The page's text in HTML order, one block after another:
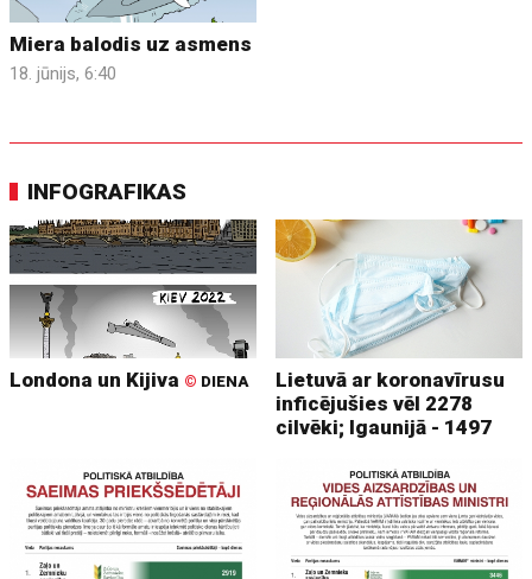
Miera balodis uz asmens
18. jūnijs, 6:40
INFOGRAFIKAS
Londona un Kijiva © DIENA
Lietuvā ar koronavīrusu
inficējušies vēl 2278
cilvēki; Igaunijā - 1497